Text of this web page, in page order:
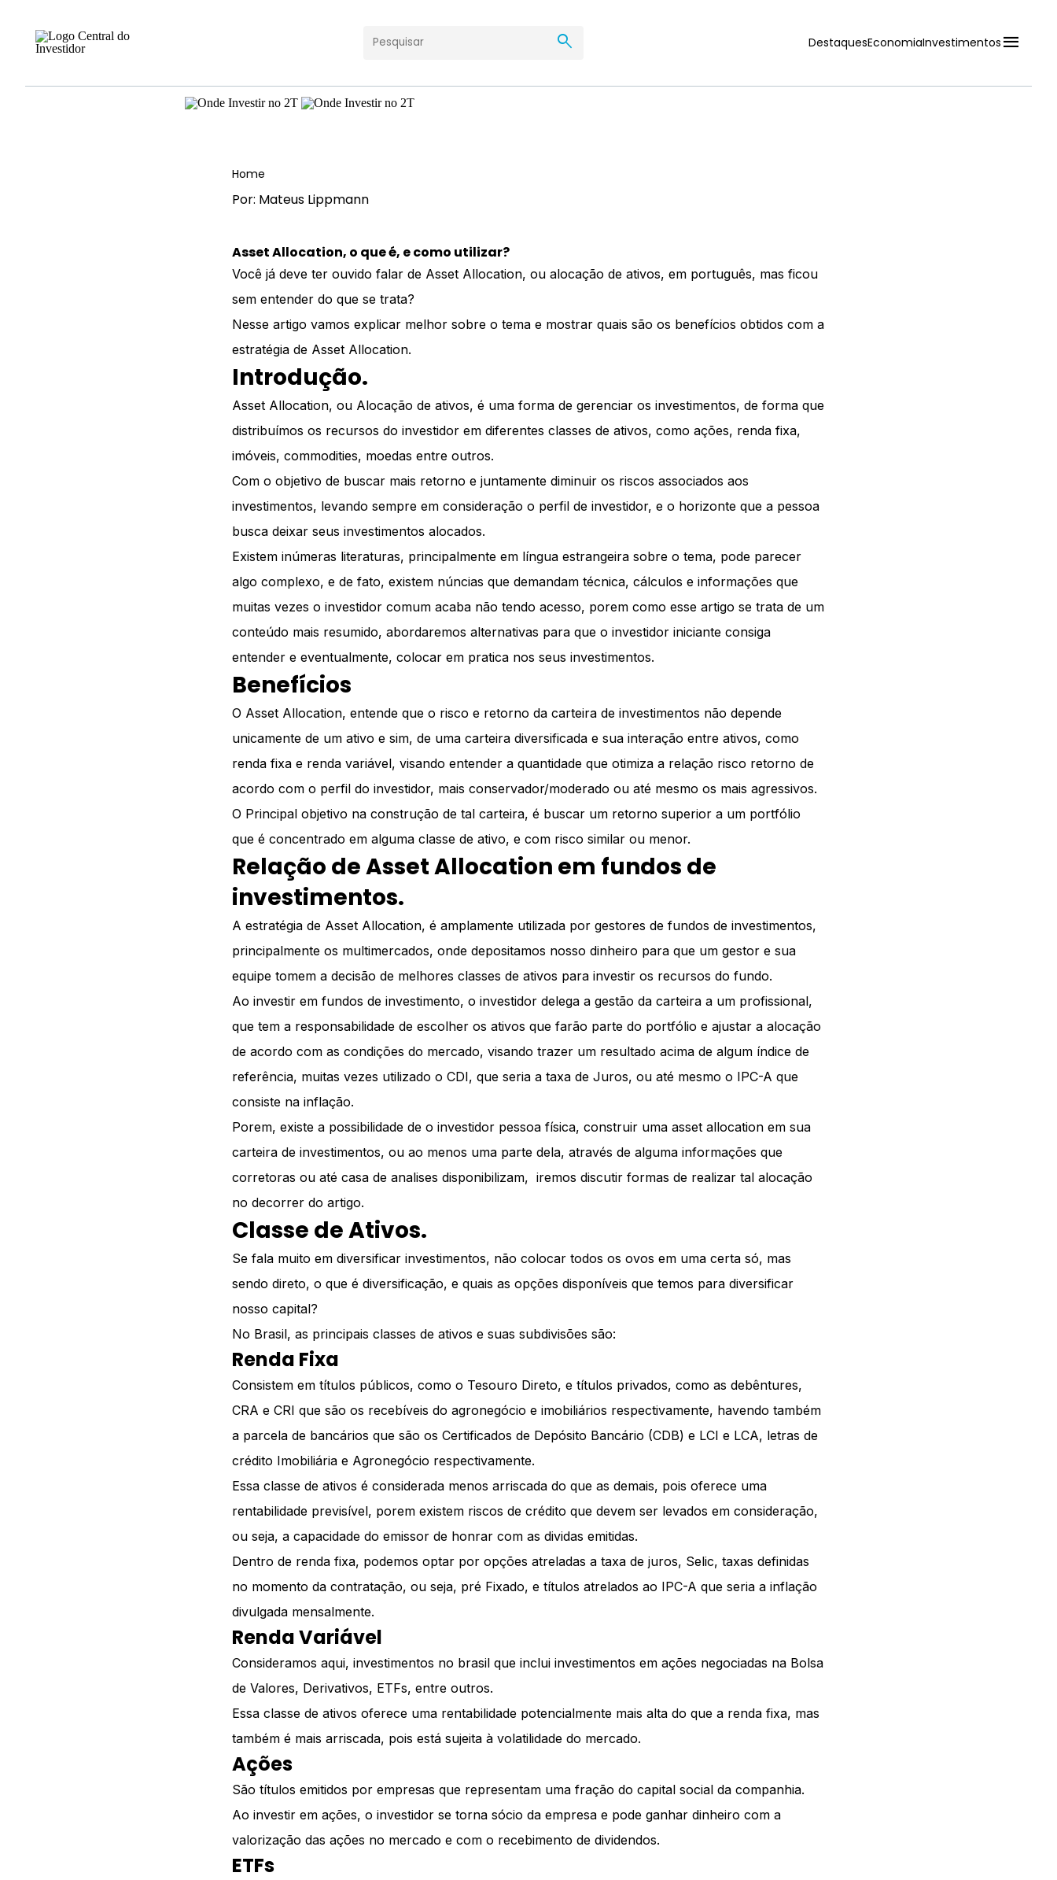
search DestaquesEconomiaInvestimentos menu
Home
Por: Mateus Lippmann
Asset Allocation, o que é, e como utilizar?
Você já deve ter ouvido falar de Asset Allocation, ou alocação de ativos, em português, mas ficou
sem entender do que se trata?
Nesse artigo vamos explicar melhor sobre o tema e mostrar quais são os benefícios obtidos com a
estratégia de Asset Allocation.
Introdução.
Asset Allocation, ou Alocação de ativos, é uma forma de gerenciar os investimentos, de forma que
distribuímos os recursos do investidor em diferentes classes de ativos, como ações, renda fixa,
imóveis, commodities, moedas entre outros.
Com o objetivo de buscar mais retorno e juntamente diminuir os riscos associados aos
investimentos, levando sempre em consideração o perfil de investidor, e o horizonte que a pessoa
busca deixar seus investimentos alocados.
Existem inúmeras literaturas, principalmente em língua estrangeira sobre o tema, pode parecer
algo complexo, e de fato, existem núncias que demandam técnica, cálculos e informações que
muitas vezes o investidor comum acaba não tendo acesso, porem como esse artigo se trata de um
conteúdo mais resumido, abordaremos alternativas para que o investidor iniciante consiga
entender e eventualmente, colocar em pratica nos seus investimentos.
Benefícios
O Asset Allocation, entende que o risco e retorno da carteira de investimentos não depende
unicamente de um ativo e sim, de uma carteira diversificada e sua interação entre ativos, como
renda fixa e renda variável, visando entender a quantidade que otimiza a relação risco retorno de
acordo com o perfil do investidor, mais conservador/moderado ou até mesmo os mais agressivos.
O Principal objetivo na construção de tal carteira, é buscar um retorno superior a um portfólio
que é concentrado em alguma classe de ativo, e com risco similar ou menor.
Relação de Asset Allocation em fundos de
investimentos.
A estratégia de Asset Allocation, é amplamente utilizada por gestores de fundos de investimentos,
principalmente os multimercados, onde depositamos nosso dinheiro para que um gestor e sua
equipe tomem a decisão de melhores classes de ativos para investir os recursos do fundo.
Ao investir em fundos de investimento, o investidor delega a gestão da carteira a um profissional,
que tem a responsabilidade de escolher os ativos que farão parte do portfólio e ajustar a alocação
de acordo com as condições do mercado, visando trazer um resultado acima de algum índice de
referência, muitas vezes utilizado o CDI, que seria a taxa de Juros, ou até mesmo o IPC-A que
consiste na inflação.
Porem, existe a possibilidade de o investidor pessoa física, construir uma asset allocation em sua
carteira de investimentos, ou ao menos uma parte dela, através de alguma informações que
corretoras ou até casa de analises disponibilizam, iremos discutir formas de realizar tal alocação
no decorrer do artigo.
Classe de Ativos.
Se fala muito em diversificar investimentos, não colocar todos os ovos em uma certa só, mas
sendo direto, o que é diversificação, e quais as opções disponíveis que temos para diversificar
nosso capital?
No Brasil, as principais classes de ativos e suas subdivisões são:
Renda Fixa
Consistem em títulos públicos, como o Tesouro Direto, e títulos privados, como as debêntures,
CRA e CRI que são os recebíveis do agronegócio e imobiliários respectivamente, havendo também
a parcela de bancários que são os Certificados de Depósito Bancário (CDB) e LCI e LCA, letras de
crédito Imobiliária e Agronegócio respectivamente.
Essa classe de ativos é considerada menos arriscada do que as demais, pois oferece uma
rentabilidade previsível, porem existem riscos de crédito que devem ser levados em consideração,
ou seja, a capacidade do emissor de honrar com as dividas emitidas.
Dentro de renda fixa, podemos optar por opções atreladas a taxa de juros, Selic, taxas definidas
no momento da contratação, ou seja, pré Fixado, e títulos atrelados ao IPC-A que seria a inflação
divulgada mensalmente.
Renda Variável
Consideramos aqui, investimentos no brasil que inclui investimentos em ações negociadas na Bolsa
de Valores, Derivativos, ETFs, entre outros.
Essa classe de ativos oferece uma rentabilidade potencialmente mais alta do que a renda fixa, mas
também é mais arriscada, pois está sujeita à volatilidade do mercado.
Ações
São títulos emitidos por empresas que representam uma fração do capital social da companhia.
Ao investir em ações, o investidor se torna sócio da empresa e pode ganhar dinheiro com a
valorização das ações no mercado e com o recebimento de dividendos.
ETFs